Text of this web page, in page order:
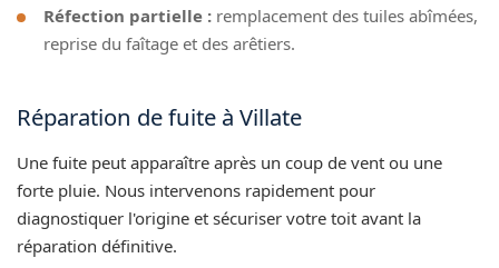
Réfection partielle : remplacement des tuiles abîmées,
reprise du faîtage et des arêtiers.
Réparation de fuite à Villate
Une fuite peut apparaître après un coup de vent ou une
forte pluie. Nous intervenons rapidement pour
diagnostiquer l'origine et sécuriser votre toit avant la
réparation définitive.